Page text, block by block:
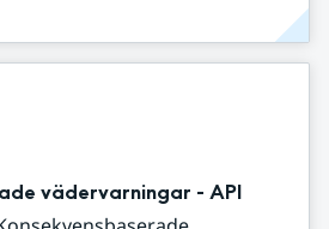
vädervarningar - API